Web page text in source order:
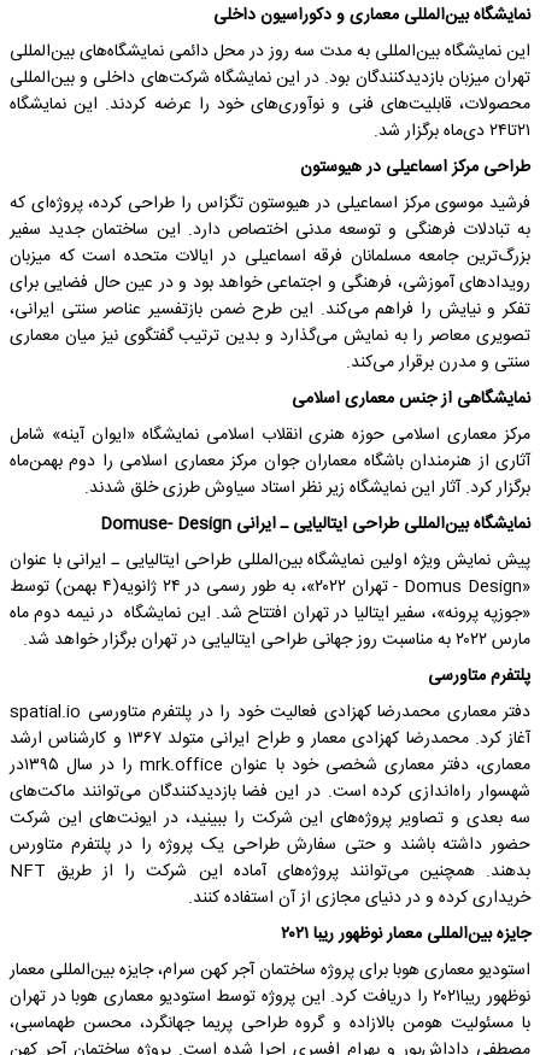
نمایشگاه بین‌المللی معماری و دکوراسیون داخلی
این نمایشگاه بین‌المللی به مدت سه روز در محل دائمی نمایشگاه‌های بین‌المللی
تهران میزبان بازدیدکنندگان بود. در این نمایشگاه شرکت‌های داخلی و بین‌المللی
محصولات، قابلیت‌های فنی و نوآوری‌های خود را عرضه کردند. این نمایشگاه
۲۱تا۲۴ دی‌ماه برگزار شد.
طراحی مرکز اسماعیلی در هیوستون
فرشید موسوی مرکز اسماعیلی در هیوستون تگزاس را طراحی کرده، پروژه‌ای که
به تبادلات فرهنگی و توسعه مدنی اختصاص دارد. این ساختمان جدید سفیر
بزرگ‌ترین جامعه مسلمانان فرقه اسماعیلی در ایالات متحده است که میزبان
رویدادهای آموزشی، فرهنگی و اجتماعی خواهد بود و در عین حال فضایی برای
تفکر و نیایش را فراهم می‌کند. این طرح ضمن بازتفسیر عناصر سنتی ایرانی،
تصویری معاصر را به نمایش می‌‎گذارد و بدین ترتیب گفتگوی نیز میان معماری
سنتی و مدرن برقرار می‌کند.
نمایشگاهی از جنس معماری اسلامی
مرکز معماری اسلامی حوزه هنری انقلاب اسلامی نمایشگاه «ایوان آینه» شامل
آثاری از هنرمندان باشگاه معماران جوان مرکز معماری اسلامی را دوم بهمن‌ماه
برگزار کرد. آثار این نمایشگاه زیر نظر استاد سیاوش طرزی خلق شدند.
نمایشگاه بین‌المللی طراحی ایتالیایی ـ ایرانی Domuse- Design
پیش نمایش ویژه اولین نمایشگاه بین‌المللی طراحی ایتالیایی ـ ایرانی با عنوان
«Domus Design - تهران ۲۰۲۲»، به طور رسمی در ۲۴ ژانویه(۴ بهمن) توسط
«جوزپه پرونه»‌، سفیر ایتالیا در تهران افتتاح شد. این نمایشگاه در نیمه دوم ماه
مارس ۲۰۲۲ به مناسبت روز جهانی طراحی ایتالیایی در تهران برگزار خواهد شد.
پلتفرم متاورسی
دفتر معماری محمدرضا کهزادی فعالیت خود را در پلتفرم متاورسی spatial.io
آغاز کرد. محمدرضا کهزادی معمار و طراح ایرانی متولد ۱۳۶۷ و کارشناس ارشد
معماری، دفتر معماری شخصی خود با عنوان mrk.office را در سال ۱۳۹۵در
شهسوار راه‌اندازی کرده است. در این فضا بازدیدکنندگان می‌توانند ماکت‌های
سه‌ بعدی و تصاویر پروژه‌های این شرکت را ببینید، در ایونت‌های این شرکت
حضور داشته باشند و حتی سفارش طراحی یک پروژه‌ را در پلتفرم متاورس
بدهند. همچنین می‌توانند پروژه‌های آماده این شرکت را از طریق NFT
خریداری کرده و در دنیای مجازی از آن استفاده کنند.
جایزه بین‌المللی معمار نوظهور ریبا ۲۰۲۱
استودیو معماری هوبا برای پروژه ساختمان آجر کهن سرام، جایزه بین‌المللی معمار
نوظهور ریبا۲۰۲۱ را دریافت کرد. این پروژه توسط استودیو معماری هوبا در تهران
با مسئولیت هومن بالازاده و گروه طراحی پریما جهانگرد، محسن طهماسبی،